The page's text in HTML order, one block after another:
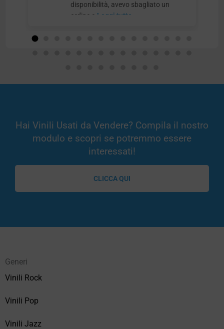
disponibilità, avevo sbagliato un
ordine e Leggi tutto
Hai Vinili Usati da Vendere? Compila il nostro
modulo e scopri se potremmo essere
interessati!
CLICCA QUI
Generi
Vinili Rock
Vinili Pop
Vinili Jazz